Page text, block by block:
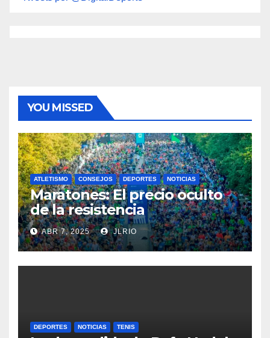
YOU MISSED
ATLETISMO CONSEJOS DEPORTES NOTICIAS
Maratones: El precio oculto
de la resistencia
ABR 7, 2025 JLRIO
DEPORTES NOTICIAS TENIS